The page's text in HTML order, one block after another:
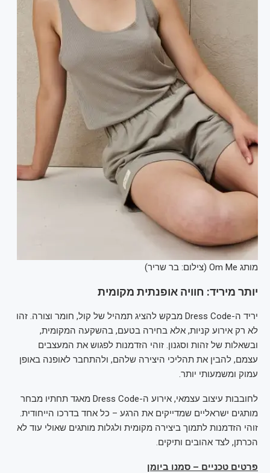
מותג Om Me (צילום: בר שריר)
יותר מיריד: חוויה אופנתית מקומית
יריד ה-Dress Code מבקש להציג תמהיל של קול, חומר וצורה. זהו
לא רק אירוע קניות, אלא בחירה בטעם, בהשקעה המקומית,
ובשאלות של זהות וסגנון. זוהי הזדמנות לפגוש את המעצבים
עצמם, להבין את תהליכי היצירה שלהם, ולהתחבר לאופנה באופן
עמוק ומשמעותי יותר.
לחובבות עיצוב עצמאי, אירוע ה-Dress Code מאגד תחתיו מבחר
מותגים ישראליים שמדייקים את הרגע – כל אחד בדרכו הייחודית.
זוהי הזדמנות לתמוך ביצירה מקומית ולגלות מותגים שאולי עוד לא
הכרתן, לצד אהובים ותיקים.
פרטים טכניים – סמנו ביומן